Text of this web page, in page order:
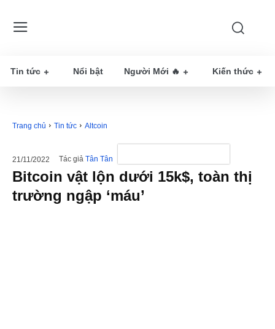
Tin tức Nổi bật Người Mới 🔥 Kiến thức
Trang chủ Tin tức Altcoin
21/11/2022 Tác giả Tân Tân
Bitcoin vật lộn dưới 15k$, toàn thị
trường ngập ‘máu’